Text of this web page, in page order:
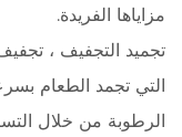
مزاياها الفريدة.
تجميد التجفيف ،
التي تجمد الطعام
الرطوبة من خلال